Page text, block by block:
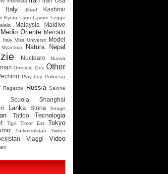
Italy Jihad
Kashmir
Kyoto Laos Lavoro Legge
Malaysia Maldive
Medio Oriente Mercato
Italy Miss Universo Model
Myanmar Natura Nepal
Nucleare
Nuova
Omicidio Onu Other
Play boy Polinesia
Ragazze Russia Salone
Scuola Shanghai
Lanka Storia
Strage
Tattoo
Tecnologia
Tigri Timor Est Tokyo
Turkmenistan Twitter
Viaggi
Video